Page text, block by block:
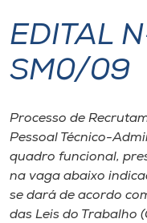
I.nova
Diplomados
Cultura
EDITAL
SM0/09
Processo de
Pessoal Técnico-
quadro funcional,
na vaga abaixo
se dará de acordo
das Leis do Trabalho